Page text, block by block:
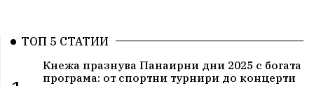
ТОП 5 СТАТИИ
Кнежа празнува Панаирни дни 2025 с богата
програма: от спортни турнири до концерти